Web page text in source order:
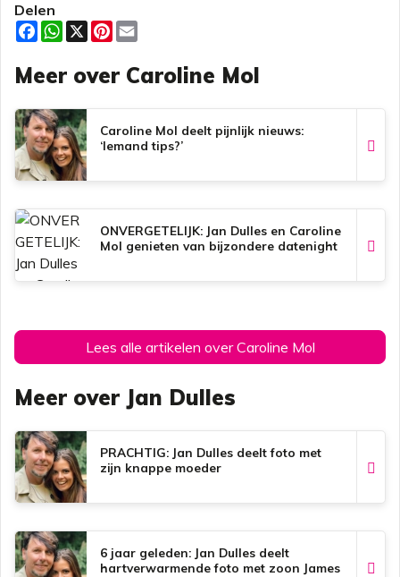
Delen
F
a
e
b
o
k
W
h
t
s
p
p
X
P
t
e
e
s
t
i
l
Meer over Caroline Mol
Caroline Mol deelt pijnlijk nieuws:
‘Iemand tips?’
ONVERGETELIJK: Jan Dulles en Caroline
Mol genieten van bijzondere datenight
Lees alle artikelen over Caroline Mol
Meer over Jan Dulles
PRACHTIG: Jan Dulles deelt foto met
zijn knappe moeder
6 jaar geleden: Jan Dulles deelt
hartverwarmende foto met zoon James